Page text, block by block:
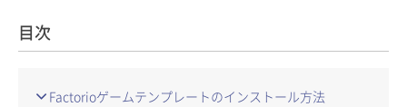
目次
Factorioゲームテンプレートのインストール方法